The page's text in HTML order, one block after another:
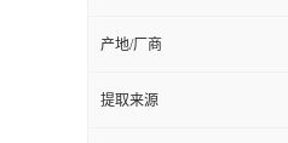
产地/厂商
提取来源